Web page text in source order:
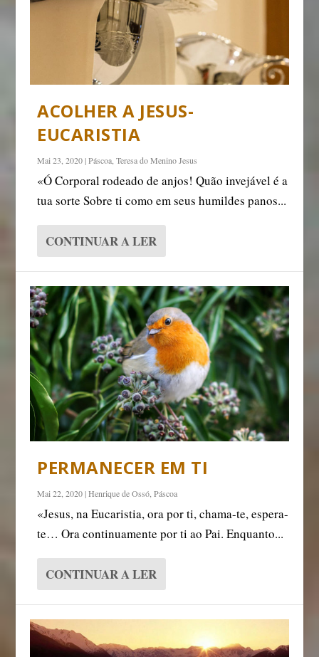
ACOLHER A JESUS-
EUCARISTIA
Mai 23, 2020|Páscoa,Teresa do Menino Jesus
«Ó Corporal rodeado de anjos! Quão invejável é a
tua sorte Sobre ti como em seus humildes panos...
CONTINUAR A LER
PERMANECER EM TI
Mai 22, 2020|Henrique de Ossó ,Páscoa
«Jesus, na Eucaristia, ora por ti, chama-te, espera-
te… Ora continuamente por ti ao Pai. Enquanto...
CONTINUAR A LER